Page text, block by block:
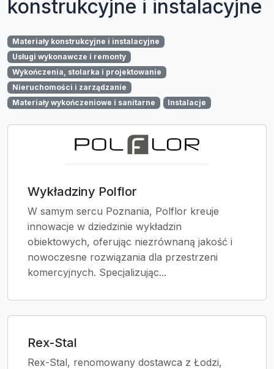
konstrukcyjne i instalacyjne
Materiały konstrukcyjne i instalacyjne
Usługi wykonawcze i remonty
Wykończenia, stolarka i projektowanie
Nieruchomości i zarządzanie
Materiały wykończeniowe i sanitarne
Instalacje
Wykładziny Polflor
W samym sercu Poznania, Polflor kreuje
innowacje w dziedzinie wykładzin
obiektowych, oferując niezrównaną jakość i
nowoczesne rozwiązania dla przestrzeni
komercyjnych. Specjalizując...
Rex-Stal
Rex-Stal, renomowany dostawca z Łodzi,